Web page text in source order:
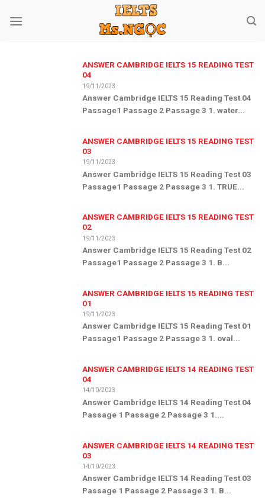
ANSWER CAMBRIDGE IELTS 15 READING TEST
04
19/11/2023
Answer Cambridge IELTS 15 Reading Test 04
Passage1 Passage 2 Passage 3 1. water...
ANSWER CAMBRIDGE IELTS 15 READING TEST
03
19/11/2023
Answer Cambridge IELTS 15 Reading Test 03
Passage1 Passage 2 Passage 3 1. TRUE...
ANSWER CAMBRIDGE IELTS 15 READING TEST
02
19/11/2023
Answer Cambridge IELTS 15 Reading Test 02
Passage1 Passage 2 Passage 3 1. B...
ANSWER CAMBRIDGE IELTS 15 READING TEST
01
19/11/2023
Answer Cambridge IELTS 15 Reading Test 01
Passage1 Passage 2 Passage 3 1. oval...
ANSWER CAMBRIDGE IELTS 14 READING TEST
04
14/10/2023
Answer Cambridge IELTS 14 Reading Test 04
Passage 1 Passage 2 Passage 3 1....
ANSWER CAMBRIDGE IELTS 14 READING TEST
03
14/10/2023
Answer Cambridge IELTS 14 Reading Test 03
Passage 1 Passage 2 Passage 3 1. B...